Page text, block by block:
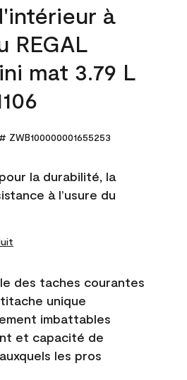
à
REGAL
mat 3.79 L
ZWB100000001655253
la durabilité, la
à l’usure du
des taches courantes
unique
imbattables
et capacité de
les pros